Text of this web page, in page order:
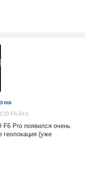
F6 Pro
F6 Pro появился очень
геолокация (уже